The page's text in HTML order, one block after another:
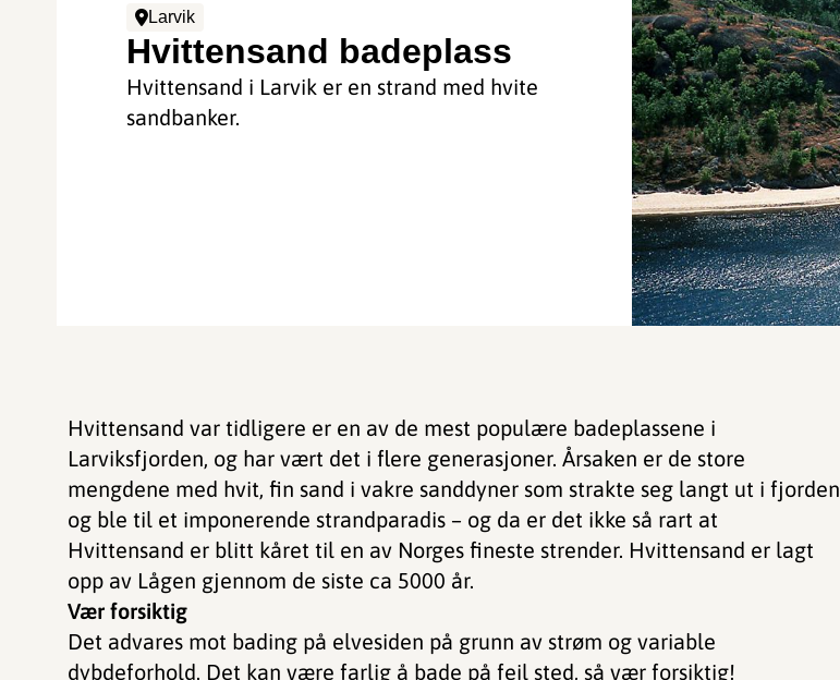
Larvik
Hvittensand badeplass
Hvittensand i Larvik er en strand med hvite
sandbanker.
Hvittensand var tidligere er en av de mest populære badeplassene i
Larviksfjorden, og har vært det i flere generasjoner. Årsaken er de store
mengdene med hvit, fin sand i vakre sanddyner som strakte seg langt ut i fjorden
og ble til et imponerende strandparadis – og da er det ikke så rart at
Hvittensand er blitt kåret til en av Norges fineste strender. Hvittensand er lagt
opp av Lågen gjennom de siste ca 5000 år.
Vær forsiktig
Det advares mot bading på elvesiden på grunn av strøm og variable
dybdeforhold. Det kan være farlig å bade på feil sted, så vær forsiktig!